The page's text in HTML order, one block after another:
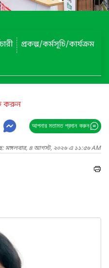
প্রকল্প/কর্মসূচি/কার্যক্রম
করুন
আপনার মতামত প্রদান করুন
মঙ্গলবার, ৪ আগস্ট, ২০২৬ এ ১১:৫৬ AM